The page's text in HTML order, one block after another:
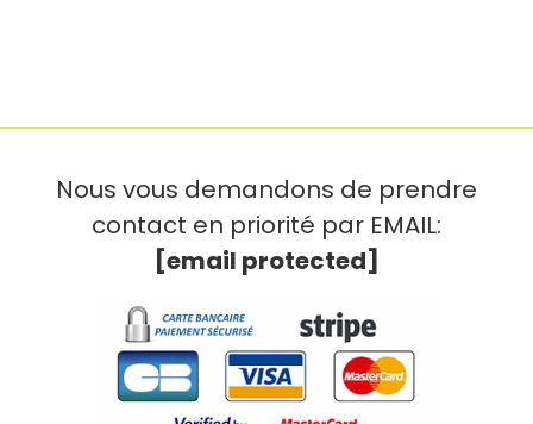
Nous vous demandons de prendre
contact en priorité par EMAIL:
[email protected]